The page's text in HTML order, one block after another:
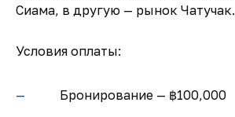
Сиама, в другую — рынок Чатучак.
Условия оплаты:
Бронирование — ฿100,000